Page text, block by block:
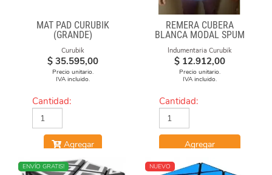
MAT PAD CURUBIK
(GRANDE)
Curubik
$ 35.595,00
Precio unitario.
IVA incluido.
Cantidad:
Agregar
REMERA CUBERA
BLANCA MODAL SPUM
Indumentaria Curubik
$ 12.912,00
Precio unitario.
IVA incluido.
Cantidad:
Agregar
NUEVO
ENVÍO GRATIS! NUEVO